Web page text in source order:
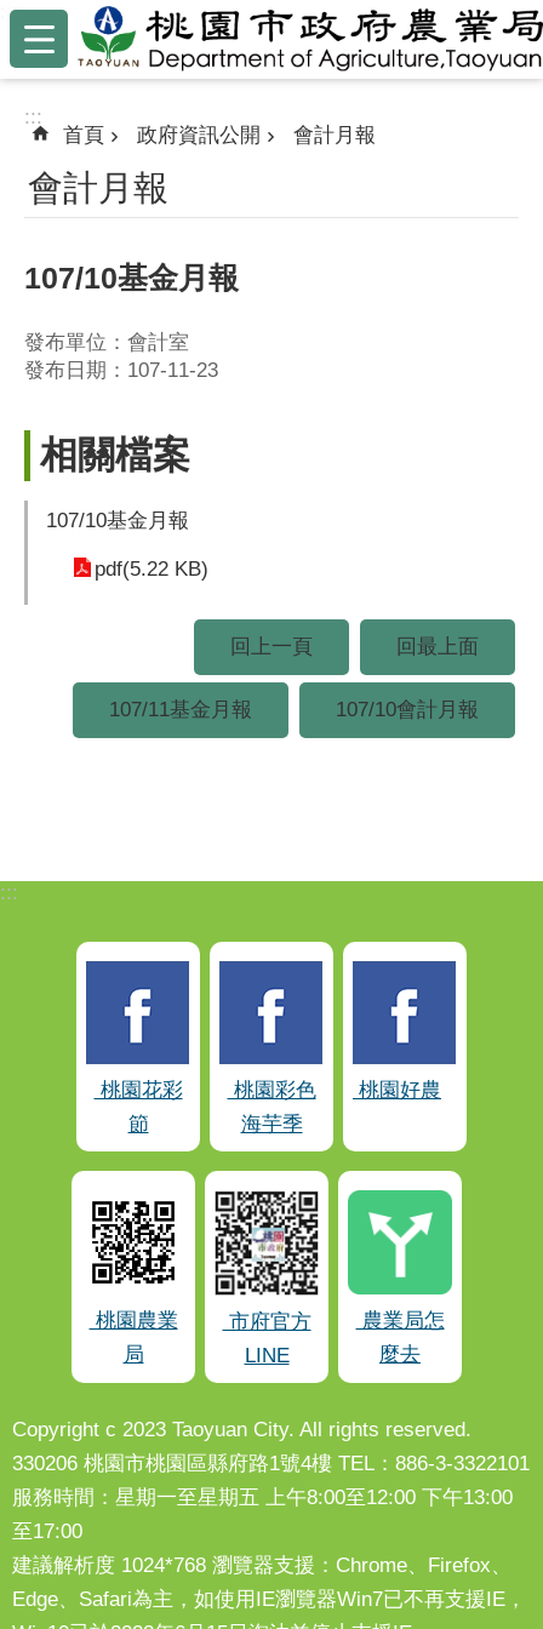
跳到主要內容區塊
:::
:::
首頁 政府資訊公開 會計月報
會計月報
107/10基金月報
發布單位：會計室
發布日期：107-11-23
相關檔案
107/10基金月報
pdf(5.22 KB)
回上一頁 回最上面
107/11基金月報 107/10會計月報
:::
桃園花彩
節
桃園彩色
海芋季
桃園好農
桃園農業
局
市府官方
LINE
農業局怎
麼去
Copyright c 2023 Taoyuan City. All rights reserved.
330206 桃園市桃園區縣府路1號4樓 TEL：886-3-3322101
服務時間：星期一至星期五 上午8:00至12:00 下午13:00
至17:00
建議解析度 1024*768 瀏覽器支援：Chrome、Firefox、
Edge、Safari為主，如使用IE瀏覽器Win7已不再支援IE，